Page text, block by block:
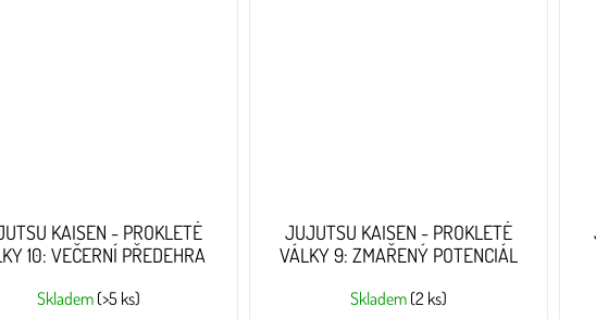
KAISEN - PROKLETÉ
10: VEČERNÍ PŘEDEHRA
Skladem (>5 ks)
JUJUTSU KAISEN - PROKLETÉ
VÁLKY 9: ZMAŘENÝ POTENCIÁL
Skladem (2 ks)